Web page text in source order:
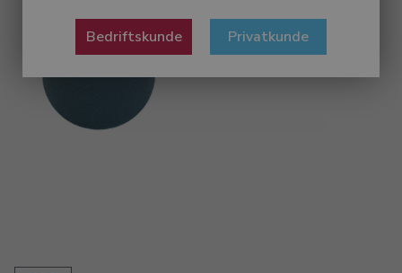
Bedriftskunde Privatkunde